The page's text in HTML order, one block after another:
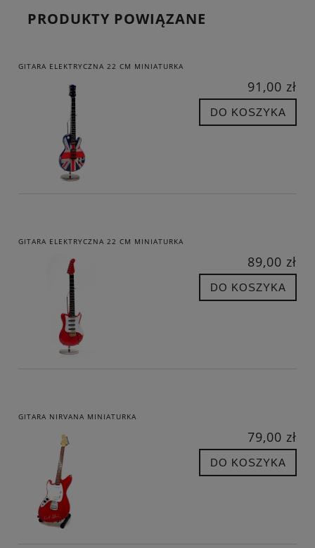
PRODUKTY POWIĄZANE
GITARA ELEKTRYCZNA 22 CM MINIATURKA
91,00 zł
DO KOSZYKA
GITARA ELEKTRYCZNA 22 CM MINIATURKA
89,00 zł
DO KOSZYKA
GITARA NIRVANA MINIATURKA
79,00 zł
DO KOSZYKA